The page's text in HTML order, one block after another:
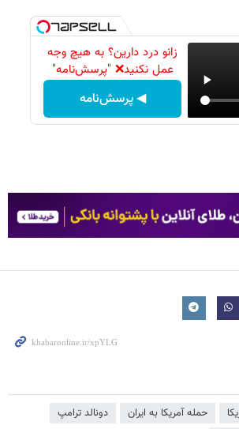
زانو درد دارین؟ به هیچ وجه
عمل نکنید❌ "پرسش‌نامه"
◀ پرسش‌نامه
حمله آمریکا به ایران
دونالد ترامپ